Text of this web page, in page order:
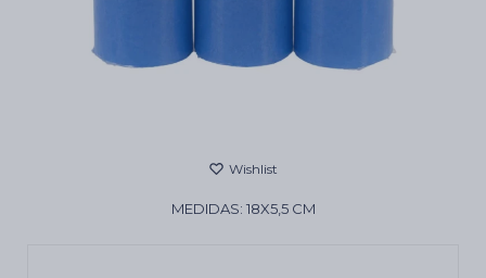
MEDIDAS: 18X5,5 CM
Cartas de Tarot